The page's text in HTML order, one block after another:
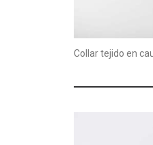
Collar tejido en